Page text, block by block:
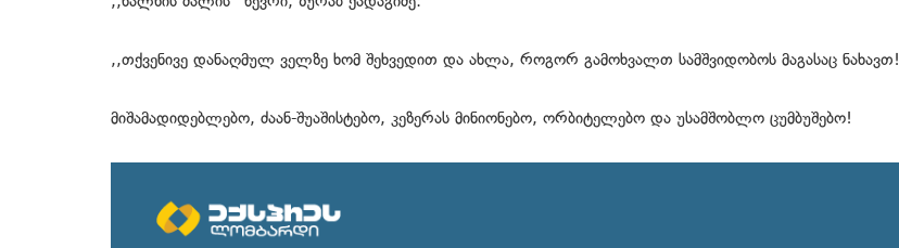
,,თქვენივე დანაღმულ ველზე ხომ შეხვედით და ახლა, როგორ გამოხვალთ სამშვიდობოს მაგასაც ნახავთ!
მიშამადიდებლებო, ძაან-შუაშისტებო, კეზერას მინიონებო, ორბიტელებო და უსამშობლო ცუმბუშებო!